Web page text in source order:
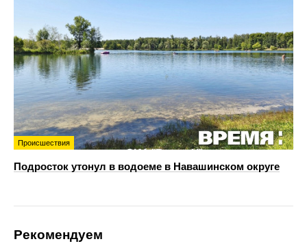
Происшествия
Подросток утонул в водоеме в Навашинском округе
Рекомендуем